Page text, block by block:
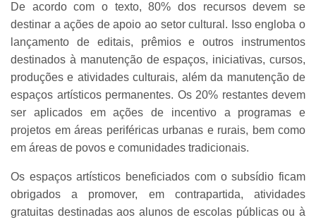
De acordo com o texto, 80% dos recursos devem se
destinar a ações de apoio ao setor cultural. Isso engloba o
lançamento de editais, prêmios e outros instrumentos
destinados à manutenção de espaços, iniciativas, cursos,
produções e atividades culturais, além da manutenção de
espaços artísticos permanentes. Os 20% restantes devem
ser aplicados em ações de incentivo a programas e
projetos em áreas periféricas urbanas e rurais, bem como
em áreas de povos e comunidades tradicionais.
Os espaços artísticos beneficiados com o subsídio ficam
obrigados a promover, em contrapartida, atividades
gratuitas destinadas aos alunos de escolas públicas ou à